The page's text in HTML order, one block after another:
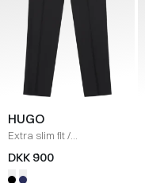
HUGO
Extra slim fit/
Hesten253X Bukser
DKK 900